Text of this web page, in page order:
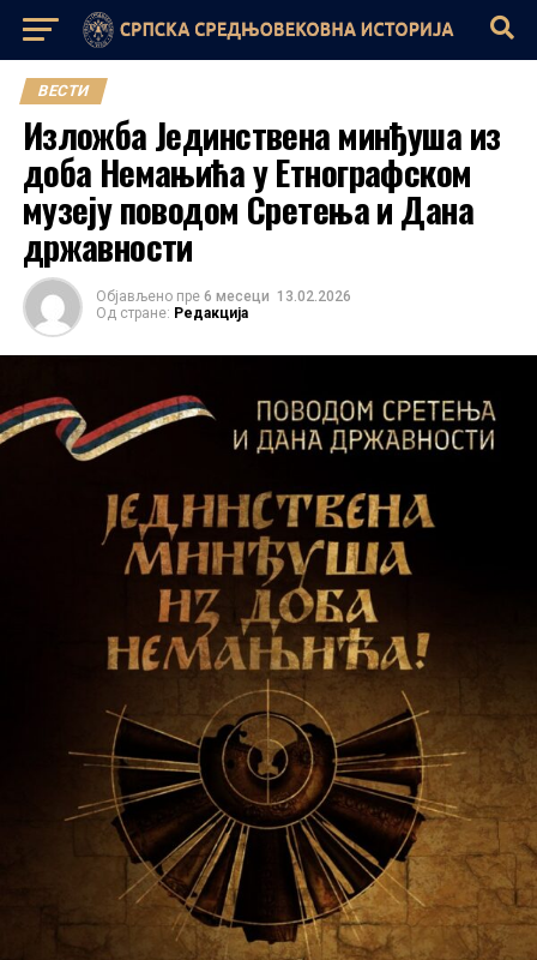
ВЕСТИ
Изложба Јединствена минђуша из
доба Немањића у Етнографском
музеју поводом Сретења и Дана
државности
Објављено пре 6 месеци 13.02.2026
Од стране: Редакција